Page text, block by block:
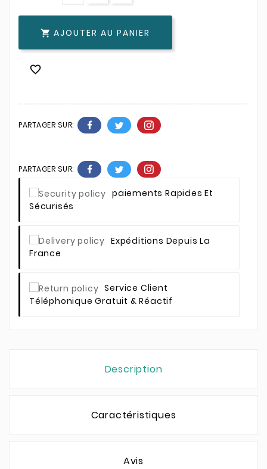
 AJOUTER AU PANIER

PARTAGER SUR:
PARTAGER SUR:
Paiements Rapides Et
Sécurisés
Expéditions Depuis La
France
Service Client
Téléphonique Gratuit & Réactif
Description
Caractéristiques
Avis